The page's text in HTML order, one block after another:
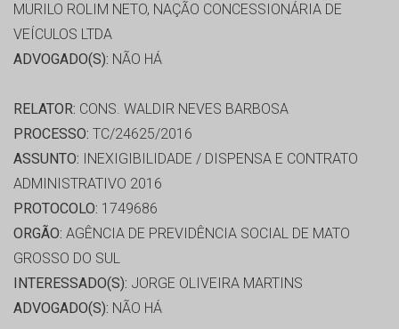
MURILO ROLIM NETO, NAÇÃO CONCESSIONÁRIA DE
VEÍCULOS LTDA
ADVOGADO(S): NÃO HÁ
RELATOR: CONS. WALDIR NEVES BARBOSA
PROCESSO: TC/24625/2016
ASSUNTO: INEXIGIBILIDADE / DISPENSA E CONTRATO
ADMINISTRATIVO 2016
PROTOCOLO: 1749686
ORGÃO: AGÊNCIA DE PREVIDÊNCIA SOCIAL DE MATO
GROSSO DO SUL
INTERESSADO(S): JORGE OLIVEIRA MARTINS
ADVOGADO(S): NÃO HÁ